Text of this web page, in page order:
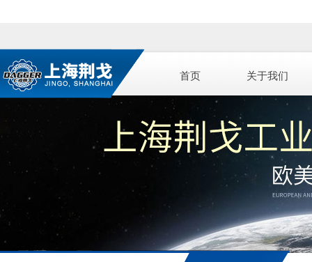
首页 关于我们